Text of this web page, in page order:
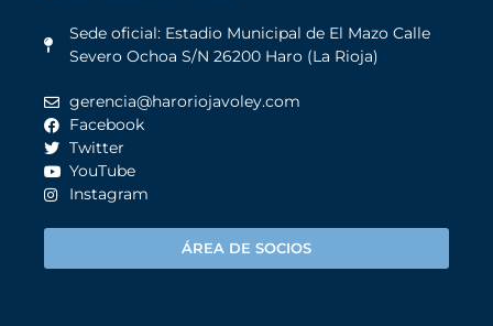
Sede oficial: Estadio Municipal de El Mazo Calle
Severo Ochoa S/N 26200 Haro (La Rioja)
gerencia@haroriojavoley.com
Facebook
Twitter
YouTube
Instagram
ÁREA DE SOCIOS